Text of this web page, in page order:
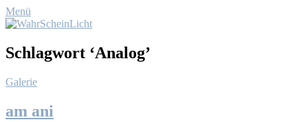
Menü
Schlagwort ‘Analog’
Galerie
am ani